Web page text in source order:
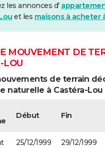
les annonces d'
et les maisons à acheter
MOUVEMENT DE
LOU
de terrain
naturelle à Castéra-Lou
Début Fin
25/12/1999 29/12/1999